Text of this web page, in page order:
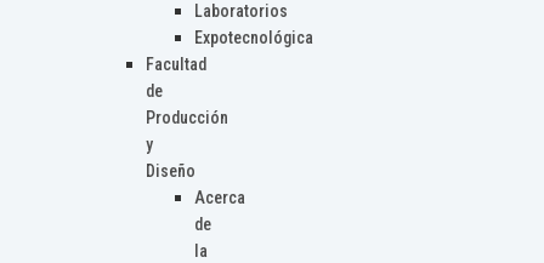
Laboratorios
Expotecnológica
Facultad
de
Producción
y
Diseño
Acerca
de
la